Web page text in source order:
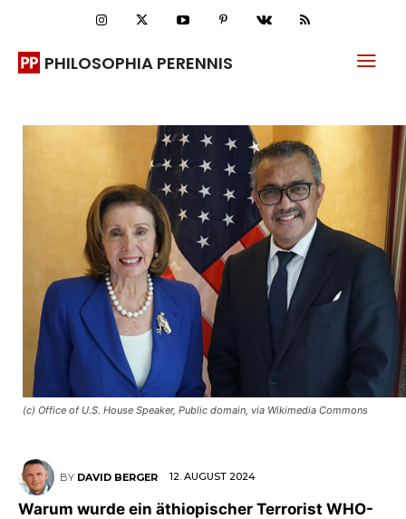
PHILOSOPHIA PERENNIS
(c) Office of U.S. House Speaker, Public domain, via Wikimedia Commons
BY DAVID BERGER 12. AUGUST 2024
Warum wurde ein äthiopischer Terrorist WHO-